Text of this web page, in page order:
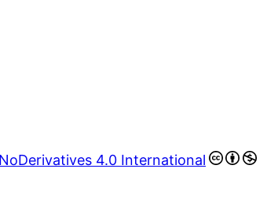
4.0 International